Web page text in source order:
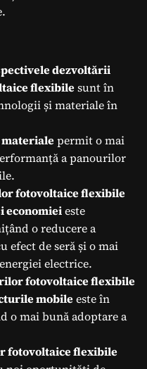
dezvoltării
flexibilesunt în
și materiale în
materialepermit o mai
a panourilor
fotovoltaice flexibile
economieieste
o reducere a
efect de seră și o mai
electrice.
fotovoltaice flexibile
mobileeste în
o mai bună adoptare a
fotovoltaice flexibile